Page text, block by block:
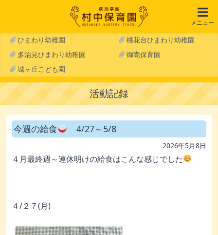
メニュー
ひまわり幼稚園
桃花台ひまわり幼稚園
多治見ひまわり幼稚園
御嵩保育園
城ヶ丘こども園
活動記録
今週の給食 4/27～5/8
2026年5月8日
４月最終週～連休明けの給食はこんな感じでした
４/２７(月)